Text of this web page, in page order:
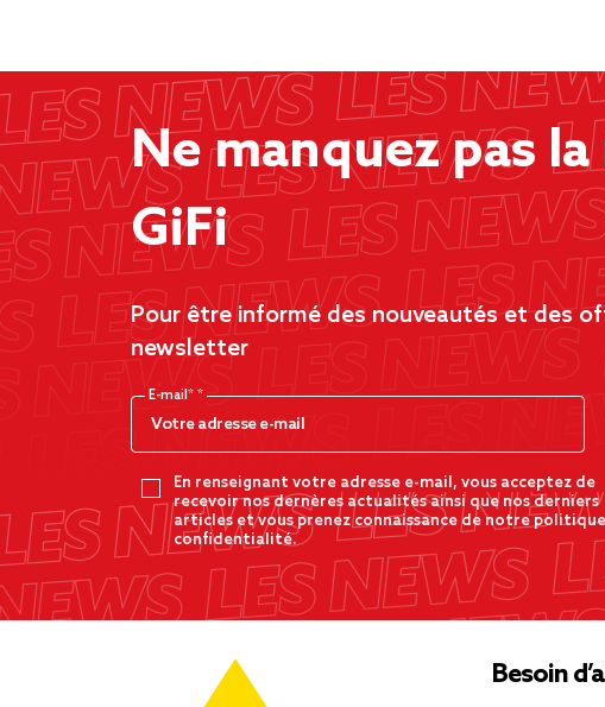
Ne manquez pas
GiFi
Pour être informé des nouveautés et des
newsletter
E-mail*
En renseignant votre adresse e-mail, vous acceptez de
recevoir nos dernères actualités ainsi que nos derniers
articles et vous prenez connaissance de notre
confidentialité.
Besoin